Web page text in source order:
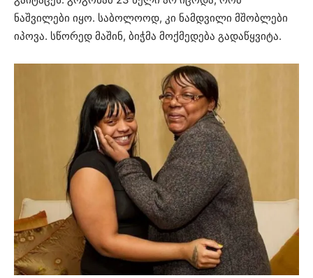
ნაშვილები იყო. საბოლოოდ, კი ნამდვილი მშობლები
იპოვა. სწორედ მაშინ, ბიჭმა მოქმედება გადაწყვიტა.